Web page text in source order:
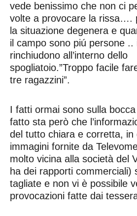
vede benissimo che non ci
volte a provocare la rissa….
la situazione degenera e
il campo sono piú persone ..
rinchiudono all’interno dello
spogliatoio.”Troppo facile
tre ragazzini”.
I fatti ormai sono sulla
fatto sta però che
del tutto chiara e corretta, in
immagini fornite da
molto vicina alla società del
ha dei rapporti commerciali)
tagliate e non vi è possibile
provocazioni fatte dai